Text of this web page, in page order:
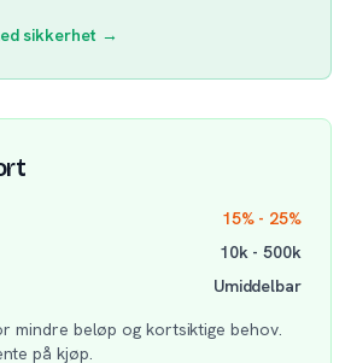
sikkerhet →
15% - 25%
10k - 500k
Umiddelbar
mindre beløp og kortsiktige behov.
på kjøp.